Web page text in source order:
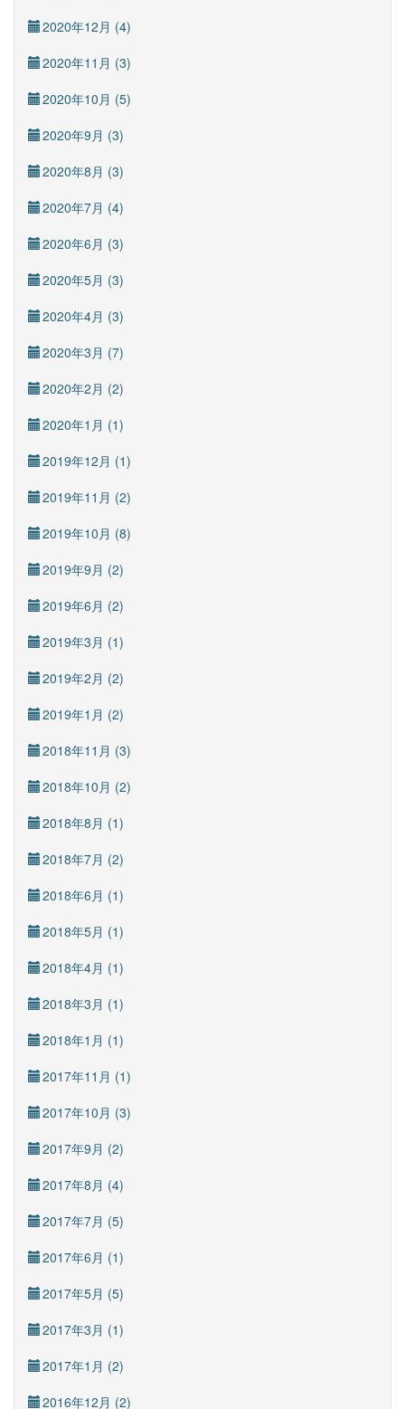
2020年12月 (4)
2020年11月 (3)
2020年10月 (5)
2020年9月 (3)
2020年8月 (3)
2020年7月 (4)
2020年6月 (3)
2020年5月 (3)
2020年4月 (3)
2020年3月 (7)
2020年2月 (2)
2020年1月 (1)
2019年12月 (1)
2019年11月 (2)
2019年10月 (8)
2019年9月 (2)
2019年6月 (2)
2019年3月 (1)
2019年2月 (2)
2019年1月 (2)
2018年11月 (3)
2018年10月 (2)
2018年8月 (1)
2018年7月 (2)
2018年6月 (1)
2018年5月 (1)
2018年4月 (1)
2018年3月 (1)
2018年1月 (1)
2017年11月 (1)
2017年10月 (3)
2017年9月 (2)
2017年8月 (4)
2017年7月 (5)
2017年6月 (1)
2017年5月 (5)
2017年3月 (1)
2017年1月 (2)
2016年12月 (2)